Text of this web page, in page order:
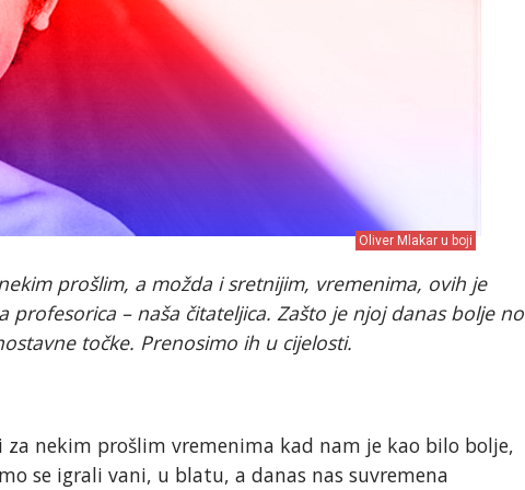
Oliver Mlakar u boji
prošlim, a možda i sretnijim, vremenima, ovih je
profesorica – naša čitateljica. Zašto je njoj danas bolje no
točke. Prenosimo ih u cijelosti.
nekim prošlim vremenima kad nam je kao bilo bolje,
se igrali vani, u blatu, a danas nas suvremena